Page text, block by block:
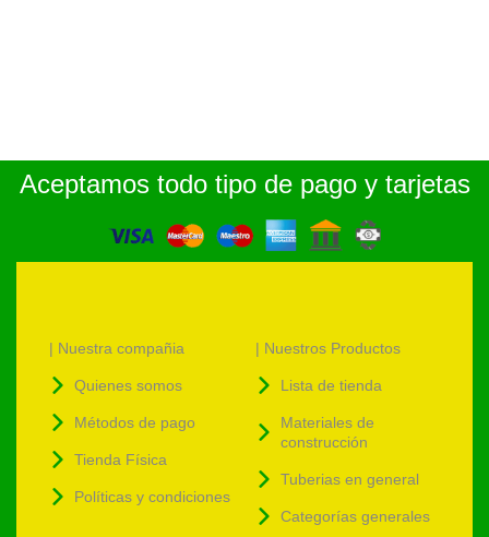
Aceptamos todo tipo de pago y tarjetas
| Nuestra compañia
Quienes somos
Métodos de pago
Tienda Física
Políticas y condiciones
| Nuestros Productos
Lista de tienda
Materiales de
construcción
Tuberias en general
Categorías generales